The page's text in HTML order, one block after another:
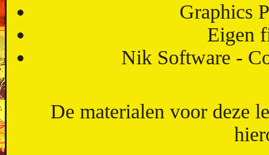
Graphics
Eigen
Nik Software -
De materialen voor deze